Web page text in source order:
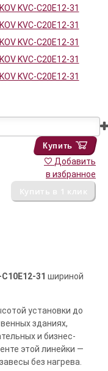
Купить
Добавить
в избранное
31 шириной
установки до
зданиях,
и бизнес-
этой линейки —
без нагрева.